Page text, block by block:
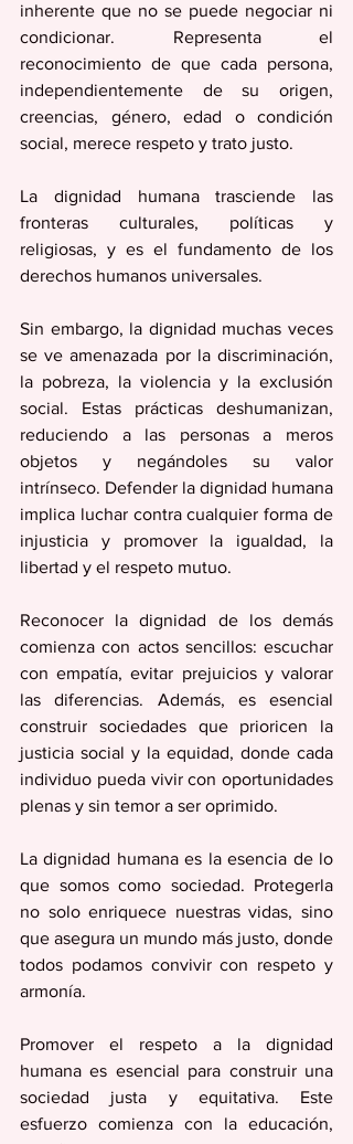
inherente que no se puede negociar ni
condicionar. Representa el
reconocimiento de que cada persona,
independientemente de su origen,
creencias, género, edad o condición
social, merece respeto y trato justo.
La dignidad humana trasciende las
fronteras culturales, políticas y
religiosas, y es el fundamento de los
derechos humanos universales.
Sin embargo, la dignidad muchas veces
se ve amenazada por la discriminación,
la pobreza, la violencia y la exclusión
social. Estas prácticas deshumanizan,
reduciendo a las personas a meros
objetos y negándoles su valor
intrínseco. Defender la dignidad humana
implica luchar contra cualquier forma de
injusticia y promover la igualdad, la
libertad y el respeto mutuo.
Reconocer la dignidad de los demás
comienza con actos sencillos: escuchar
con empatía, evitar prejuicios y valorar
las diferencias. Además, es esencial
construir sociedades que prioricen la
justicia social y la equidad, donde cada
individuo pueda vivir con oportunidades
plenas y sin temor a ser oprimido.
La dignidad humana es la esencia de lo
que somos como sociedad. Protegerla
no solo enriquece nuestras vidas, sino
que asegura un mundo más justo, donde
todos podamos convivir con respeto y
armonía.
Promover el respeto a la dignidad
humana es esencial para construir una
sociedad justa y equitativa. Este
esfuerzo comienza con la educación,